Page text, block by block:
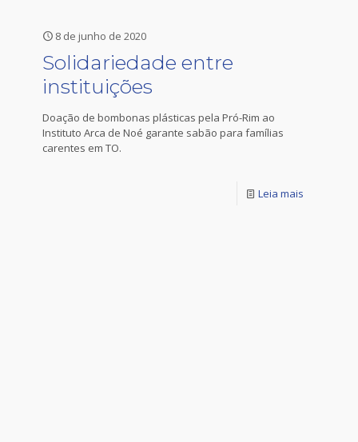
8 de junho de 2020
Solidariedade entre
instituições
Doação de bombonas plásticas pela Pró-Rim ao
Instituto Arca de Noé garante sabão para famílias
carentes em TO.
Leia mais